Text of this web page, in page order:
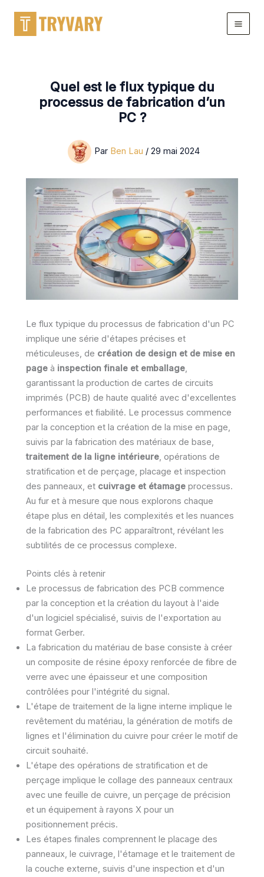
contenu
Quel est le flux typique du
processus de fabrication d’un
PC ?
Par Ben Lau / 29 mai 2024
Le flux typique du processus de fabrication d'un PC
implique une série d'étapes précises et
méticuleuses, de création de design et de mise en
page à inspection finale et emballage,
garantissant la production de cartes de circuits
imprimés (PCB) de haute qualité avec d'excellentes
performances et fiabilité. Le processus commence
par la conception et la création de la mise en page,
suivis par la fabrication des matériaux de base,
traitement de la ligne intérieure, opérations de
stratification et de perçage, placage et inspection
des panneaux, et cuivrage et étamage processus.
Au fur et à mesure que nous explorons chaque
étape plus en détail, les complexités et les nuances
de la fabrication des PC apparaîtront, révélant les
subtilités de ce processus complexe.
Points clés à retenir
Le processus de fabrication des PCB commence
par la conception et la création du layout à l'aide
d'un logiciel spécialisé, suivis de l'exportation au
format Gerber.
La fabrication du matériau de base consiste à créer
un composite de résine époxy renforcée de fibre de
verre avec une épaisseur et une composition
contrôlées pour l'intégrité du signal.
L'étape de traitement de la ligne interne implique le
revêtement du matériau, la génération de motifs de
lignes et l'élimination du cuivre pour créer le motif de
circuit souhaité.
L'étape des opérations de stratification et de
perçage implique le collage des panneaux centraux
avec une feuille de cuivre, un perçage de précision
et un équipement à rayons X pour un
positionnement précis.
Les étapes finales comprennent le placage des
panneaux, le cuivrage, l'étamage et le traitement de
la couche externe, suivis d'une inspection et d'un